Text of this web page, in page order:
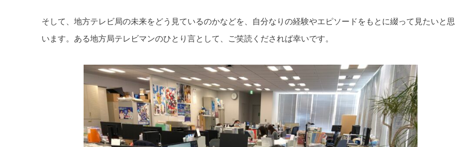
そして、地方テレビ局の未来をどう見ているのかなどを、自分なりの経験やエピソードをもとに綴って見たいと思
います。ある地方局テレビマンのひとり言として、ご笑読くだされば幸いです。